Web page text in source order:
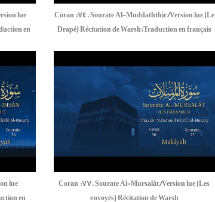
lue
en
Coran :74. Sourate Al-Muddaththir /Version lue (Le
Drapé) Récitation de Warsh:Traduction en français
lue
en
Coran :77. Sourate Al-Mursalât /Version lue (Les
envoyés) Récitation de Warsh